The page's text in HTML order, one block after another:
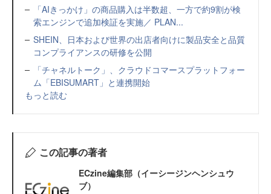
「AIきっかけ」の商品購入は半数超、一方で約9割が検
索エンジンで追加検証を実施／ PLAN...
SHEIN、日本および世界の出店者向けに製品安全と品質
コンプライアンスの研修を公開
「チャネルトーク」、クラウドコマースプラットフォー
ム「EBISUMART」と連携開始
もっと読む
この記事の著者
ECzine編集部（イーシージンヘンシュウ
ブ）